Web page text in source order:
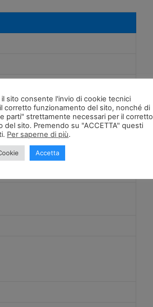
)
il sito consente l'invio di cookie tecnici
corretto funzionamento del sito, nonché di
parti" strettamente necessari per il corretto
del sito. Premendo su "ACCETTA" questi
Per saperne di più.
Accetta